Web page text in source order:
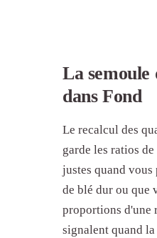
La semoule
dans Fond
Le recalcul des
garde les ratios
justes quand vous
de blé dur ou que
proportions d'une
signalent quand la